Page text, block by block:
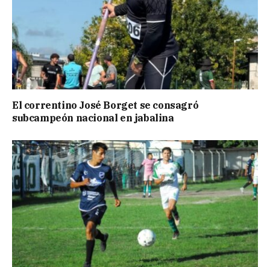
El correntino José Borget se consagró
subcampeón nacional en jabalina